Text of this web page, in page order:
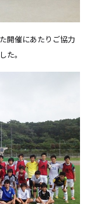
開催にあたりご協力
た。